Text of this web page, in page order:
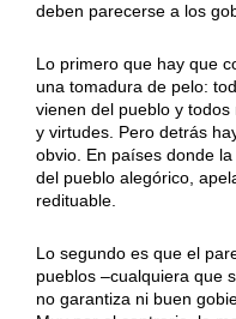
deben parecerse a los
Lo primero que hay que
una tomadura de pelo:
vienen del pueblo y
y virtudes. Pero detrás
obvio. En países donde
del pueblo alegórico,
redituable.
Lo segundo es que el
pueblos –cualquiera que
no garantiza ni buen